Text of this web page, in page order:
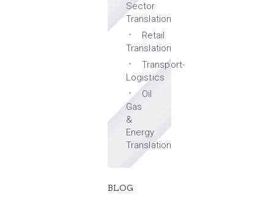
Sector
Translation
Retail
Translation
Transport-
Logistics
Oil
Gas
&
Energy
Translation
BLOG